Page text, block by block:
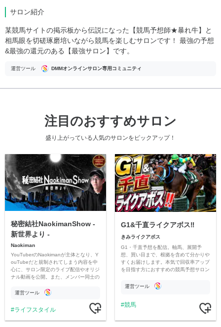
サロン紹介
某競馬サイトの掲示板から伝説になった【競馬予想師★暴れ牛】と
相馬眼を切磋琢磨培いながら競馬を楽しむサロンです！ 最強の予想
&最強の還元のある【最強サロン】です。
運営ツール DMMオンラインサロン専用コミュニティ
注目のおすすめサロン
盛り上がっている人気のサロンをピックアップ！
秘密結社NaokimanShow -
新世界より -
Naokiman
YouTuberのNaokimanが主体となり、Y
ouTubeだと規制されてしまう内容を中
心に、サロン限定のライブ配信やオリジ
ナル動画を公開。また、メンバー同士の
ただいています。
運営ツール
ライフスタイル
G1&千直ライクアボス‼️
きみライクアボス
G1・千直予想を配信。軸馬、展開予
想、買い目まで、根拠を含めて分かりや
すくお届けします。本気で回収率アップ
を目指す方におすすめの競馬予想サロン
運営ツール
競馬